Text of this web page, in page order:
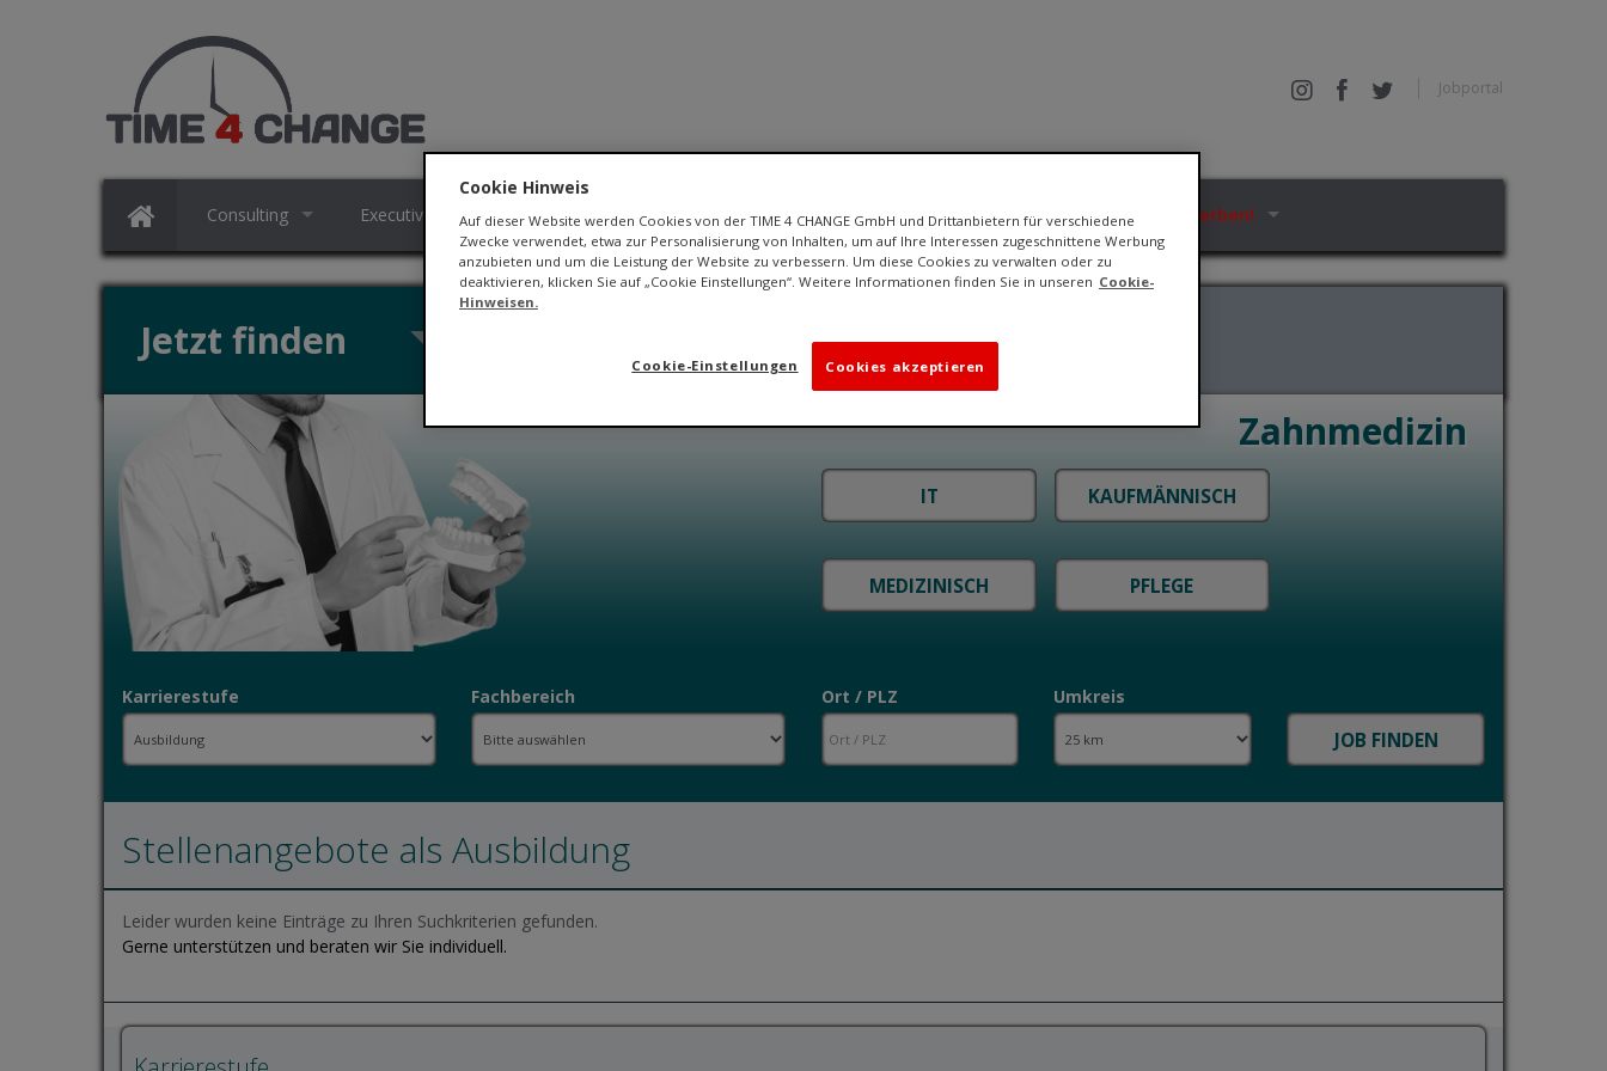
Jobportal
Consulting Executive Search Karriere Coaching Wir über uns Kontakt Jetzt bewerben!
Jetzt finden
Zahnmedizin
Karrierestufe Fachbereich Ort / PLZ Umkreis
Stellenangebote als Ausbildung
Leider wurden keine Einträge zu Ihren Suchkriterien gefunden.
Gerne unterstützen und beraten wir Sie individuell.
Cookie Hinweis
Auf dieser Website werden Cookies von der TIME 4 CHANGE GmbH und Drittanbietern für verschiedene
Zwecke verwendet, etwa zur Personalisierung von Inhalten, um auf Ihre Interessen zugeschnittene Werbung
anzubieten und um die Leistung der Website zu verbessern. Um diese Cookies zu verwalten oder zu
deaktivieren, klicken Sie auf „Cookie Einstellungen“. Weitere Informationen finden Sie in unseren Cookie-
Hinweisen.
Cookies akzeptieren
Cookie-Einstellungen